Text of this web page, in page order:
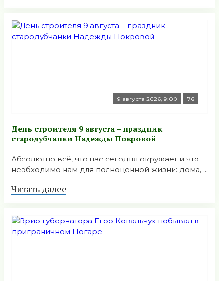
9 августа 2026, 9:00 76
День строителя 9 августа – праздник
стародубчанки Надежды Покровой
Абсолютно всё, что нас сегодня окружает и что
необходимо нам для полноценной жизни: дома, ...
Читать далее